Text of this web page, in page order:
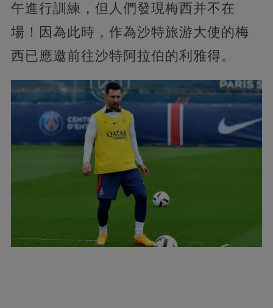
午進行訓練，但人們發現梅西并不在
場！因為此時，作為沙特旅游大使的梅
西已應邀前往沙特阿拉伯的利雅得。